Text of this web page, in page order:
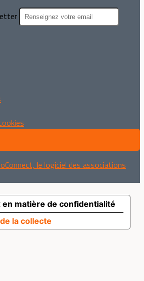
le logiciel des associations
la collecte
en matière de confidentialité